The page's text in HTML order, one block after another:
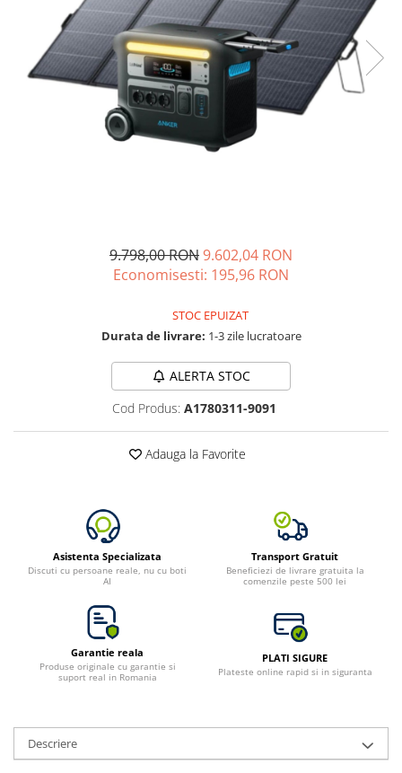
Acumulatori de stocare
Componente sisteme de balcon
9.798,00 RON9.602,04 RON
Economisesti: 195,96 RON
STOC EPUIZAT
Durata de livrare: 1-3 zile lucratoare
ALERTA STOC
Cod Produs: A1780311-9091
Adauga la Favorite
Asistenta Specializata
Discuti cu persoane reale, nu cu boti
AI
Transport Gratuit
Beneficiezi de livrare gratuita la
comenzile peste 500 lei
Garantie reala
Produse originale cu garantie si
suport real in Romania
PLATI SIGURE
Plateste online rapid si in siguranta
Descriere